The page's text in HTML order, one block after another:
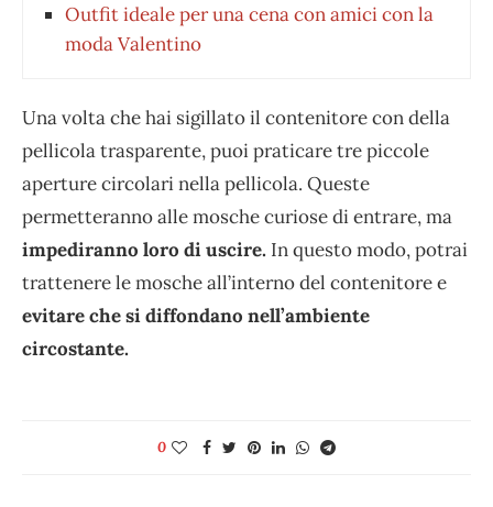
Outfit ideale per una cena con amici con la
moda Valentino
Una volta che hai sigillato il contenitore con della
pellicola trasparente, puoi praticare tre piccole
aperture circolari nella pellicola. Queste
permetteranno alle mosche curiose di entrare, ma
impediranno loro di uscire. In questo modo, potrai
trattenere le mosche all’interno del contenitore e
evitare che si diffondano nell’ambiente
circostante.
0